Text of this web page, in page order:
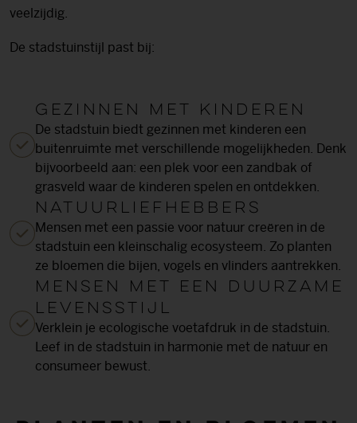
veelzijdig.
De stadstuinstijl past bij:
Gezinnen met kinderen
De stadstuin biedt gezinnen met kinderen een
buitenruimte met verschillende mogelijkheden. Denk
bijvoorbeeld aan: een plek voor een zandbak of
grasveld waar de kinderen spelen en ontdekken.
Natuurliefhebbers
Mensen met een passie voor natuur creëren in de
stadstuin een kleinschalig ecosysteem. Zo planten
ze bloemen die bijen, vogels en vlinders aantrekken.
Mensen met een duurzame
levensstijl
Verklein je ecologische voetafdruk in de stadstuin.
Leef in de stadstuin in harmonie met de natuur en
consumeer bewust.